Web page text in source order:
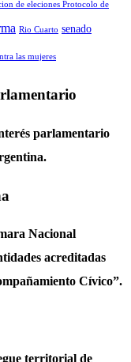
de eleciones Protocolo de
Rio Cuarto senado
las mujeres
parlamentario
Nacional
acreditadas
Cívico”.
territorial de